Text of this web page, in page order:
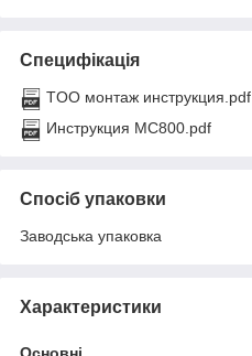
Специфікація
TOO монтаж инструкция.pdf
Инструкция MC800.pdf
Спосіб упаковки
Заводська упаковка
Характеристики